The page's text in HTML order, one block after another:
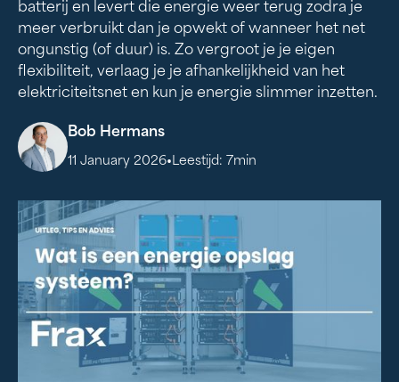
batterij en levert die energie weer terug zodra je
meer verbruikt dan je opwekt of wanneer het net
ongunstig (of duur) is. Zo vergroot je je eigen
flexibiliteit, verlaag je je afhankelijkheid van het
elektriciteitsnet en kun je energie slimmer inzetten.
Bob Hermans
11 January 2026• Leestijd: 7min